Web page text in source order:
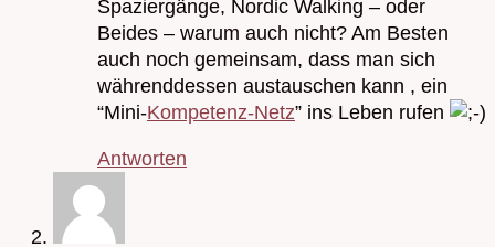
Spaziergänge, Nordic Walking – oder
Beides – warum auch nicht? Am Besten
auch noch gemeinsam, dass man sich
währenddessen austauschen kann , ein
“Mini-Kompetenz-Netz” ins Leben rufen
Antworten